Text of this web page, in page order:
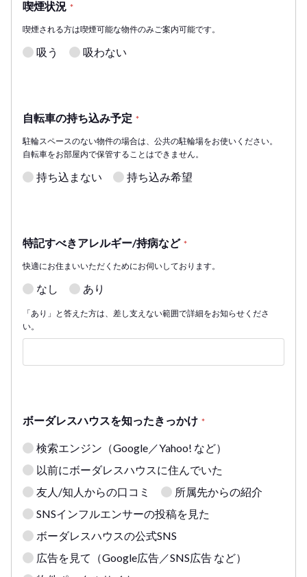
喫煙状況 *
喫煙される方は喫煙可能な物件のみご案内可能です。
吸う 吸わない
自転車の持ち込み予定 *
駐輪スペースのない物件の場合は、公共の駐輪場をお使いください。
自転車をお部屋内で保管することはできません。
持ち込まない 持ち込み希望
特記すべきアレルギー/持病など *
快適にお住まいいただくためにお伺いしております。
なし あり
「あり」と答えた方は、差し支えない範囲で詳細をお知らせくださ
い。
ボーダレスハウスを知ったきっかけ *
検索エンジン（Google／Yahoo! など）
以前にボーダレスハウスに住んでいた
友人/知人からの口コミ
所属先からの紹介
SNSインフルエンサーの投稿を見た
ボーダレスハウスの公式SNS
広告を見て（Google広告／SNS広告 など）